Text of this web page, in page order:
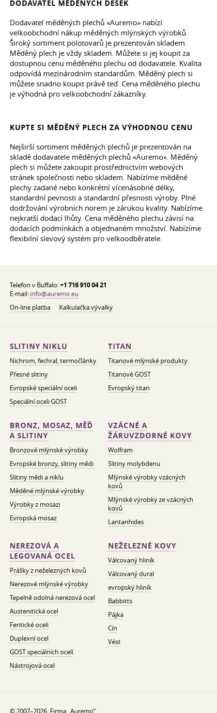
DODAVATEL MĚDĚNÝCH DESEK
Dodavatel měděných plechů «Auremo» nabízí
velkoobchodní nákup měděných mlýnských výrobků.
Široký sortiment polotovarů je prezentován skladem.
Měděný plech je vždy skladem. Můžete si jej koupit za
dostupnou cenu měděného plechu od dodavatele. Kvalita
odpovídá mezinárodním standardům. Měděný plech si
můžete snadno koupit právě teď. Cena měděného plechu
je výhodná pro velkoobchodní zákazníky.
KUPTE SI MĚDĚNÝ PLECH ZA VÝHODNOU CENU
Nejširší sortiment měděných plechů je prezentován na
skladě dodavatele měděných plechů «Auremo». Měděný
plech si můžete zakoupit prostřednictvím webových
stránek společnosti nebo skladem. Nabízíme měděné
plechy zadané nebo konkrétní vícenásobné délky,
standardní pevnosti a standardní přesnosti výroby. Plné
dodržování výrobních norem je zárukou kvality. Nabízíme
nejkratší dodací lhůty. Cena měděného plechu závisí na
dodacích podmínkách a objednaném množství. Nabízíme
flexibilní slevový systém pro velkoodběratele.
Telefon v Buffalo:+1 716 910 04 21
E-mail: info@auremo.eu
On-line platba
Kalkulačka vývalky
SLITINY NIKLU
Nichrom, fechral, termočlánky
Přesné slitiny
Evropské speciální oceli
Speciální oceli GOST
TITAN
Titanové mlýnské produkty
Titanové GOST
Evropský titan
BRONZ, MOSAZ, MĚĎ
A SLITINY
Bronzové mlýnské výrobky
Evropské bronzy, slitiny mědi
Slitiny mědi a niklu
Měděné mlýnské výrobky
Výrobky z mosazi
Evropská mosaz
VZÁCNÉ A
ŽÁRUVZDORNÉ KOVY
Wolfram
Slitiny molybdenu
Mlýnské výrobky vzácných
kovů
Mlýnské výrobky ze vzácných
kovů
Lantanhides
NEREZOVÁ A
LEGOVANÁ OCEL
Prášky z neželezných kovů
Nerezové mlýnské výrobky
Tepelně odolná nerezová ocel
Austenitická ocel
Feritické oceli
Duplexní ocel
GOST speciálních ocelí
Nástrojová ocel
NEŽELEZNÉ KOVY
Válcovaný hliník
Válcovaný dural
evropský hliník
Babbitts
Pájka
Cín
Vést
© 2007–2026. Firma „Auremo”.